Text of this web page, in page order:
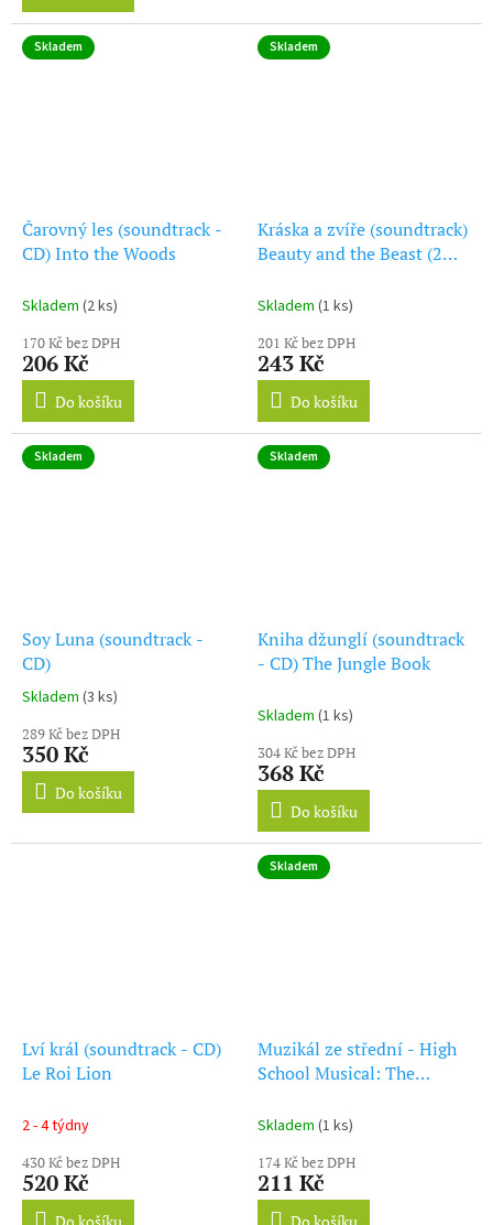
hvězdiček.
Skladem
Čarovný les (soundtrack -
CD) Into the Woods
Skladem (2 ks)
170 Kč bez DPH
206 Kč
Do košíku
Skladem
Kráska a zvíře (soundtrack)
Beauty and the Beast (2
Skladem (1 ks)
201 Kč bez DPH
243 Kč
Do košíku
Skladem
Soy Luna (soundtrack -
CD)
Průměrné
produktu
je
5,0
hvězdiček.
Skladem (3 ks)
289 Kč bez DPH
350 Kč
Do košíku
Skladem
Kniha džunglí (soundtrack
- CD) The Jungle Book
Skladem (1 ks)
304 Kč bez DPH
368 Kč
Do košíku
Lví král (soundtrack - CD)
Le Roi Lion
2 - 4 týdny
430 Kč bez DPH
520 Kč
Skladem
Muzikál ze střední - High
School Musical: The
Skladem (1 ks)
174 Kč bez DPH
211 Kč